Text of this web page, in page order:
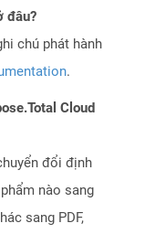
đâu?
chú phát hành
.
Cloud
đổi định
nào sang
sang PDF,